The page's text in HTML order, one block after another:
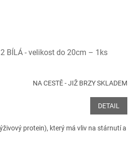
BÍLÁ - velikost do 20cm – 1ks
NA CESTĚ - JIŽ BRZY SKLADEM
DETAIL
protein), který má vliv na stárnutí a